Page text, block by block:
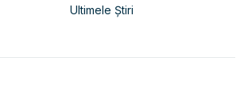
Ultimele Știri